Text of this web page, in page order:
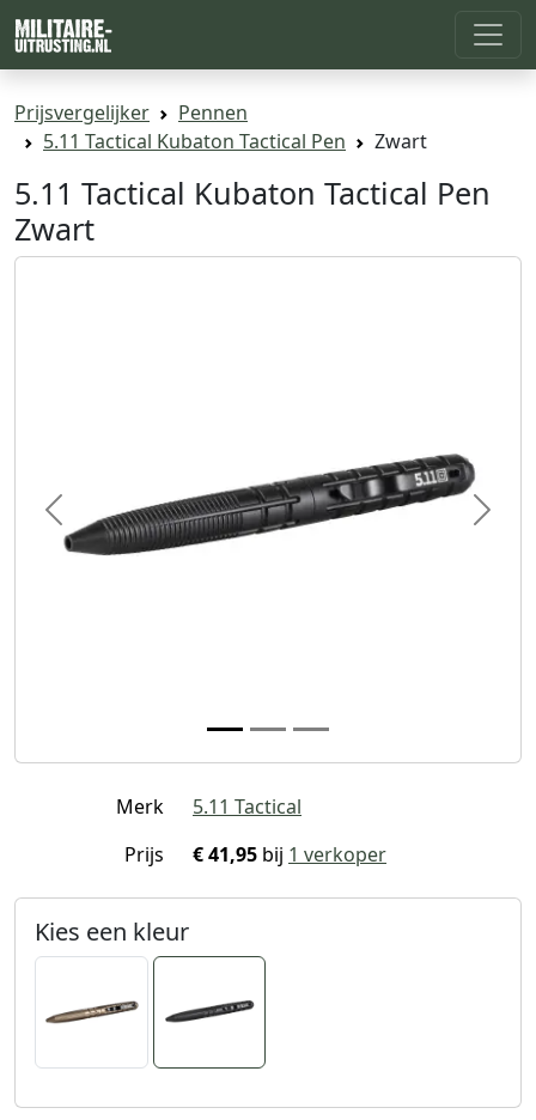
Prijsvergelijker
Pennen
5.11 Tactical Kubaton Tactical Pen
Zwart
5.11 Tactical Kubaton Tactical Pen
Zwart
Previous Next
Merk
5.11 Tactical
Prijs
€ 41,95 bij 1 verkoper
Kies een kleur